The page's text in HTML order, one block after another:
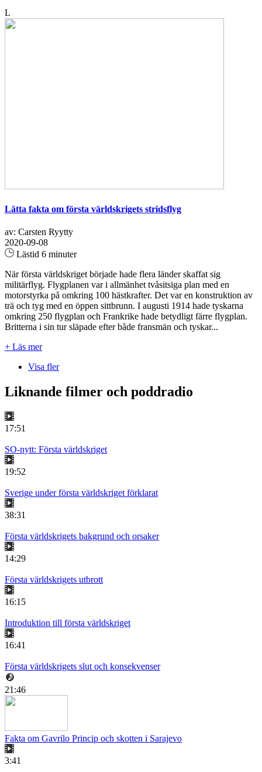
L
Lätta fakta om första världskrigets stridsflyg
av: Carsten Ryytty
2020-09-08
Lästid 6 minuter
När första världskriget började hade flera länder skaffat sig
militärflyg. Flygplanen var i allmänhet tvåsitsiga plan med en
motorstyrka på omkring 100 hästkrafter. Det var en konstruktion av
trä och tyg med en öppen sittbrunn. I augusti 1914 hade tyskarna
omkring 250 flygplan och Frankrike hade betydligt färre flygplan.
Britterna i sin tur släpade efter både fransmän och tyskar...
+ Läs mer
Visa fler
Liknande filmer och poddradio
17:51
SO-nytt: Första världskriget
19:52
Sverige under första världskriget förklarat
38:31
Första världskrigets bakgrund och orsaker
14:29
Första världskrigets utbrott
16:15
Introduktion till första världskriget
16:41
Första världskrigets slut och konsekvenser
21:46
Fakta om Gavrilo Princip och skotten i Sarajevo
3:41